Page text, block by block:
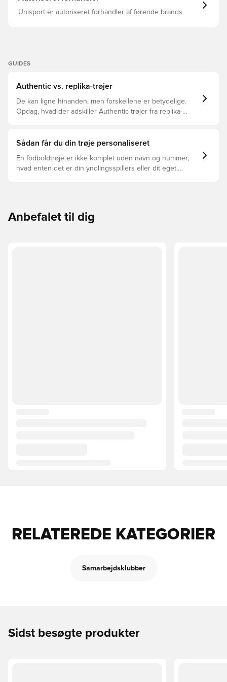
Unisport er autoriseret forhandler af førende brands
GUIDES
Authentic vs. replika-trøjer
De kan ligne hinanden, men forskellene er betydelige.
Opdag, hvad der adskiller Authentic trøjer fra replika-
Sådan får du din trøje personaliseret
En fodboldtrøje er ikke komplet uden navn og nummer,
hvad enten det er din yndlingsspillers eller dit eget.
Anbefalet til dig
RELATEREDE KATEGORIER
Samarbejdsklubber
Sidst besøgte produkter